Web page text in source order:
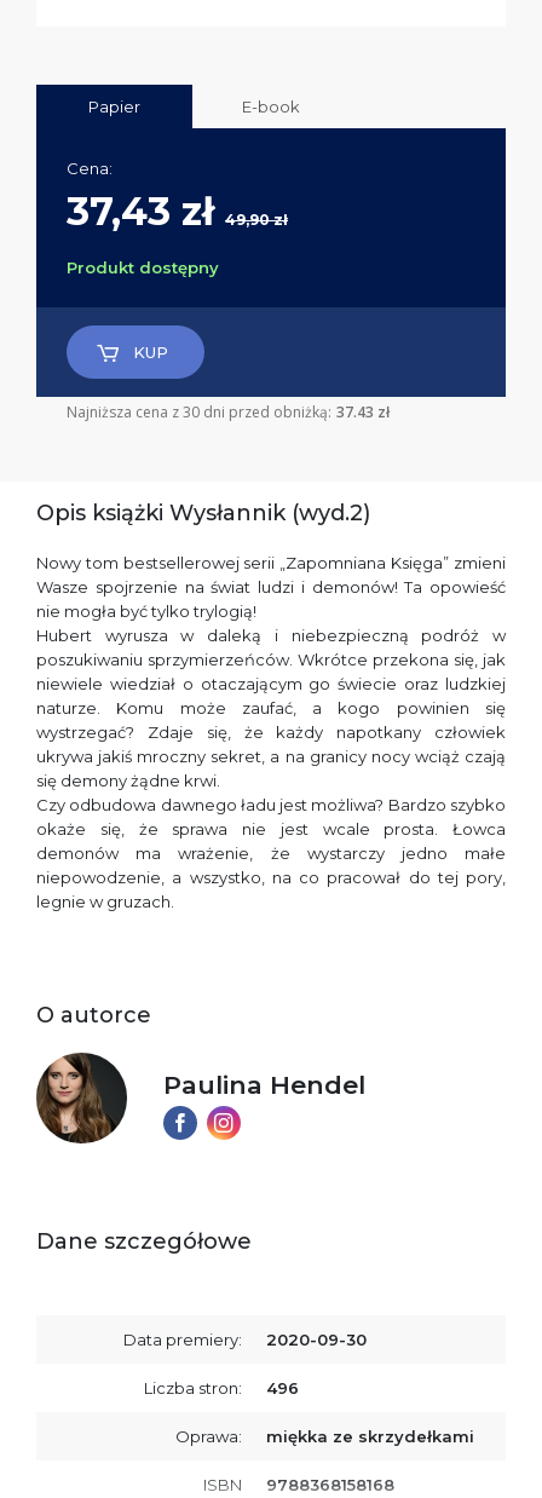
Papier E-book
Cena:
37,43 zł 49,90 zł
Produkt dostępny
KUP
Najniższa cena z 30 dni przed obniżką: 37.43 zł
Opis książki Wysłannik (wyd.2)
Nowy tom bestsellerowej serii „Zapomniana Księga” zmieni
Wasze spojrzenie na świat ludzi i demonów! Ta opowieść
nie mogła być tylko trylogią!
Hubert wyrusza w daleką i niebezpieczną podróż w
poszukiwaniu sprzymierzeńców. Wkrótce przekona się, jak
niewiele wiedział o otaczającym go świecie oraz ludzkiej
naturze. Komu może zaufać, a kogo powinien się
wystrzegać? Zdaje się, że każdy napotkany człowiek
ukrywa jakiś mroczny sekret, a na granicy nocy wciąż czają
się demony żądne krwi.
Czy odbudowa dawnego ładu jest możliwa? Bardzo szybko
okaże się, że sprawa nie jest wcale prosta. Łowca
demonów ma wrażenie, że wystarczy jedno małe
niepowodzenie, a wszystko, na co pracował do tej pory,
legnie w gruzach.
O autorce
Paulina Hendel
Dane szczegółowe
Data premiery: 2020-09-30
Liczba stron: 496
Oprawa: miękka ze skrzydełkami
ISBN 9788368158168